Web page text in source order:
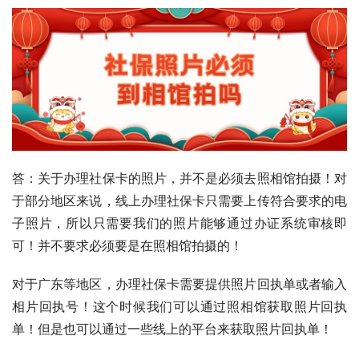
答：关于办理社保卡的照片，并不是必须去照相馆拍摄！对
于部分地区来说，线上办理社保卡只需要上传符合要求的电
子照片，所以只需要我们的照片能够通过办证系统审核即
可！并不要求必须要是在照相馆拍摄的！
对于广东等地区，办理社保卡需要提供照片回执单或者输入
相片回执号！这个时候我们可以通过照相馆获取照片回执
单！但是也可以通过一些线上的平台来获取照片回执单！